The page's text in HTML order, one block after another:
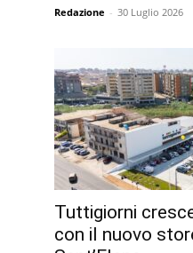
Redazione - 30 Luglio 2026
Tuttigiorni
con il nuovo